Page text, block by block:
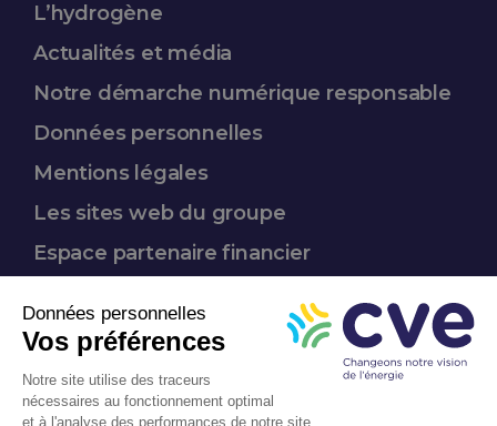
L’hydrogène
Actualités et média
Notre démarche numérique responsable
Données personnelles
Mentions légales
Les sites web du groupe
Espace partenairefinancier